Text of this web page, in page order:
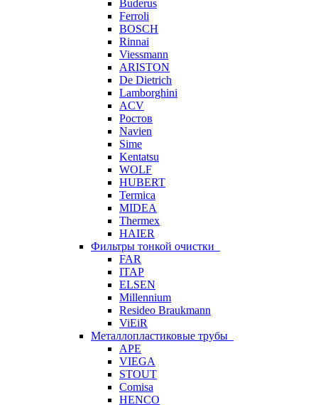
Buderus
Ferroli
BOSCH
Rinnai
Viessmann
ARISTON
De Dietrich
Lamborghini
ACV
Ростов
Navien
Sime
Kentatsu
WOLF
HUBERT
Termica
MIDEA
Thermex
HAIER
Фильтры тонкой очистки
FAR
ITAP
ELSEN
Millennium
Resideo Braukmann
ViEiR
Металлопластиковые трубы
APE
VIEGA
STOUT
Comisa
HENCO